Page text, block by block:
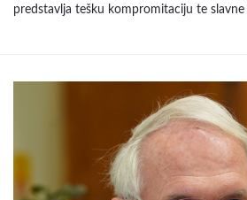
predstavlja tešku kompromitaciju te slavne